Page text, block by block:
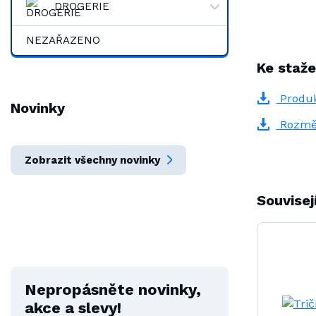
DROGERIE
NEZAŘAZENO
Novinky
Zobrazit všechny novinky
Nepropásněte novinky,
akce a slevy!
Ke